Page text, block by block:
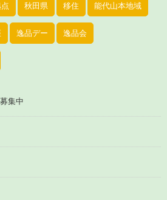
秋田県 移住 能代山本地域
逸品デー 逸品会
集中